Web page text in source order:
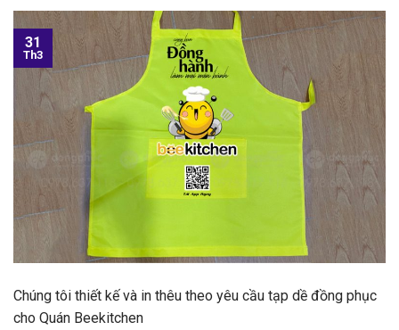
31
Th3
Chúng tôi thiết kế và in thêu theo yêu cầu tạp dề đồng phục
cho Quán Beekitchen